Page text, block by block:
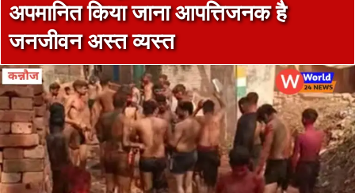
अपमानित किया जाना आपत्तिजनक है
जनजीवन अस्त व्यस्त